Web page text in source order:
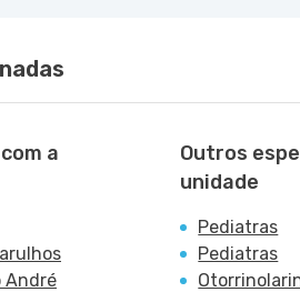
a
André
Outros
unidade
Pediatras
Pediatras